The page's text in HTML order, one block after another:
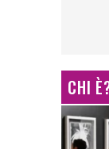
CHI